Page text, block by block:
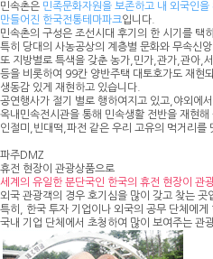
민속촌은 민족문화자원을 보존하고 내 외국인
만들어진 한국전통테마파크입니다.
민속촌의 구성은 조선시대 후기의 한 시기를 택
특히 당대의 사농공상의 계층별 문화와 무속신
또 지방별로 특색을 갖춘 농가,민가,관가,관아,
등을 비롯하여 99칸 양반주택 대토호가도 재현
생동감 있게 재현하고 있습니다.
공연행사가 절기 별로 행하여지고 있고,야외에
옥내민속전시관을 통해 민속생활 전반을 재현해
인절미,빈대떡,파전 같은 우리 고유의 먹거리를
파주DMZ
휴전 현장이 관광상품으로
세계의 유일한 분단국인 한국의 휴전 현장이 관
외국 관광객의 경우 호기심을 많이 갖고 찾는 곳
특히, 한국 투자 기업이나 외국의 공무 단체에게
국내 기업 단체에서 초청하여 많이 보여주는 관